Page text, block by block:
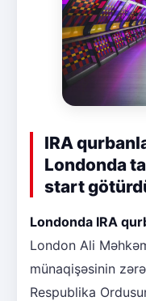
IRA
Londonda
start
Londonda IRA
London Ali
münaqişəsinin
Respublika